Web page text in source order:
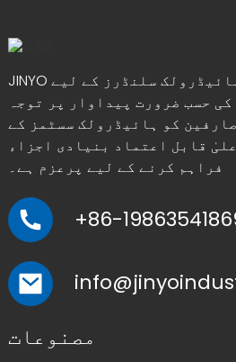
JINYO ہائیڈرولک سلنڈرز کے لیے honed ٹیوبوں اور
حسب ضرورت پیداوار پر توجہ
کو ہائیڈرولک سسٹمز کے
قابل اعتماد بنیادی اجزاء
فراہم کرنے کے لیے پرعزم ہے۔
+86-
مصنوعات